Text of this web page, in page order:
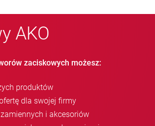
AKO
zaciskowych możesz:
produktów
dla swojej firmy
i akcesoriów